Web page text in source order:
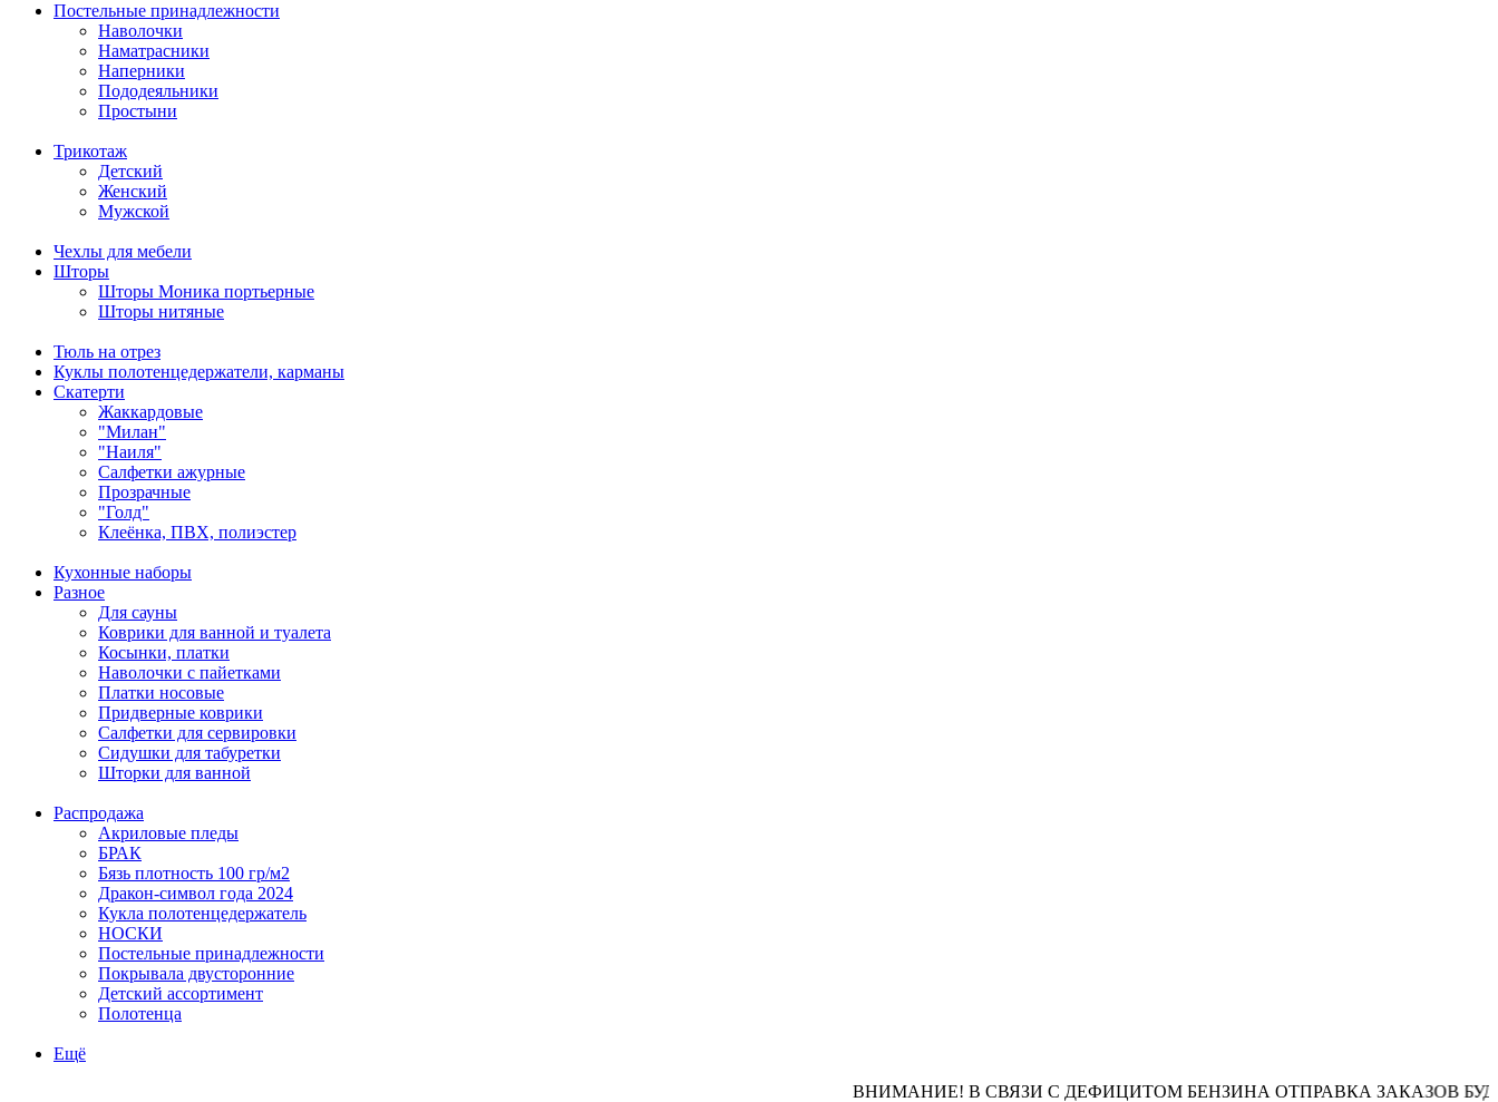
Постельные принадлежности
Наволочки
Наматрасники
Наперники
Пододеяльники
Простыни
Трикотаж
Детский
Женский
Мужской
Чехлы для мебели
Шторы
Шторы Моника портьерные
Шторы нитяные
Тюль на отрез
Куклы полотенцедержатели, карманы
Скатерти
Жаккардовые
"Милан"
"Наиля"
Салфетки ажурные
Прозрачные
"Голд"
Клеёнка, ПВХ, полиэстер
Кухонные наборы
Разное
Для сауны
Коврики для ванной и туалета
Косынки, платки
Наволочки с пайетками
Платки носовые
Придверные коврики
Салфетки для сервировки
Сидушки для табуретки
Шторки для ванной
Распродажа
Акриловые пледы
БРАК
Бязь плотность 100 гр/м2
Дракон-символ года 2024
Кукла полотенцедержатель
НОСКИ
Постельные принадлежности
Покрывала двусторонние
Детский ассортимент
Полотенца
Ещё
ВНИМАНИЕ! В СВЯЗИ С ДЕФИЦИТОМ БЕНЗИНА ОТПРАВКА ЗАКАЗОВ БУДЕТ